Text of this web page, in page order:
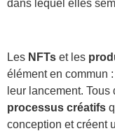
dans lequel elles
Les NFTs et les
élément en commun
leur lancement.
processus créatifs
conception et créent